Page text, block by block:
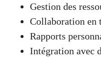
Gestion des
Collaboration en
Rapports
Intégration avec